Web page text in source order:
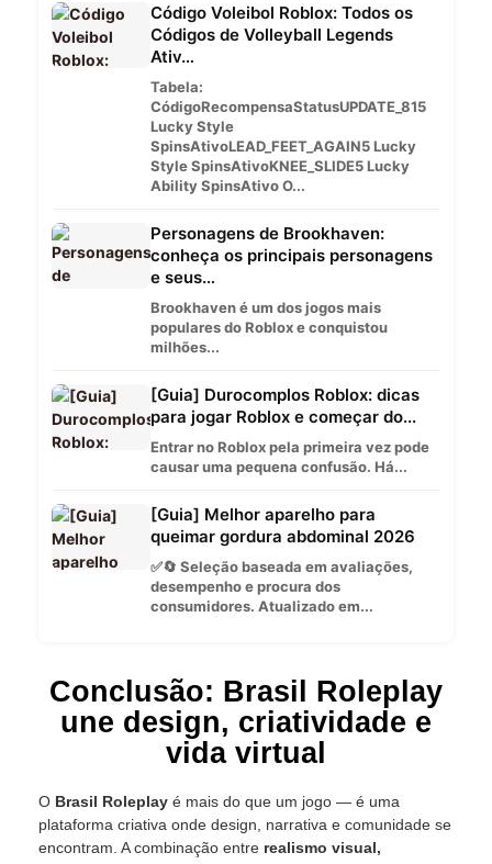
Código Voleibol Roblox: Todos os
Códigos de Volleyball Legends
Ativ…
Tabela:
CódigoRecompensaStatusUPDATE_815
Lucky Style
SpinsAtivoLEAD_FEET_AGAIN5 Lucky
Style SpinsAtivoKNEE_SLIDE5 Lucky
Ability SpinsAtivo O...
Personagens de Brookhaven:
conheça os principais personagens
e seus…
Brookhaven é um dos jogos mais
populares do Roblox e conquistou
milhões...
[Guia] Durocomplos Roblox: dicas
para jogar Roblox e começar do...
Entrar no Roblox pela primeira vez pode
causar uma pequena confusão. Há...
[Guia] Melhor aparelho para
queimar gordura abdominal 2026
✅🔄 Seleção baseada em avaliações,
desempenho e procura dos
consumidores. Atualizado em...
Conclusão: Brasil Roleplay
une design, criatividade e
vida virtual
O Brasil Roleplay é mais do que um jogo — é uma
plataforma criativa onde design, narrativa e comunidade se
encontram. A combinação entre realismo visual,